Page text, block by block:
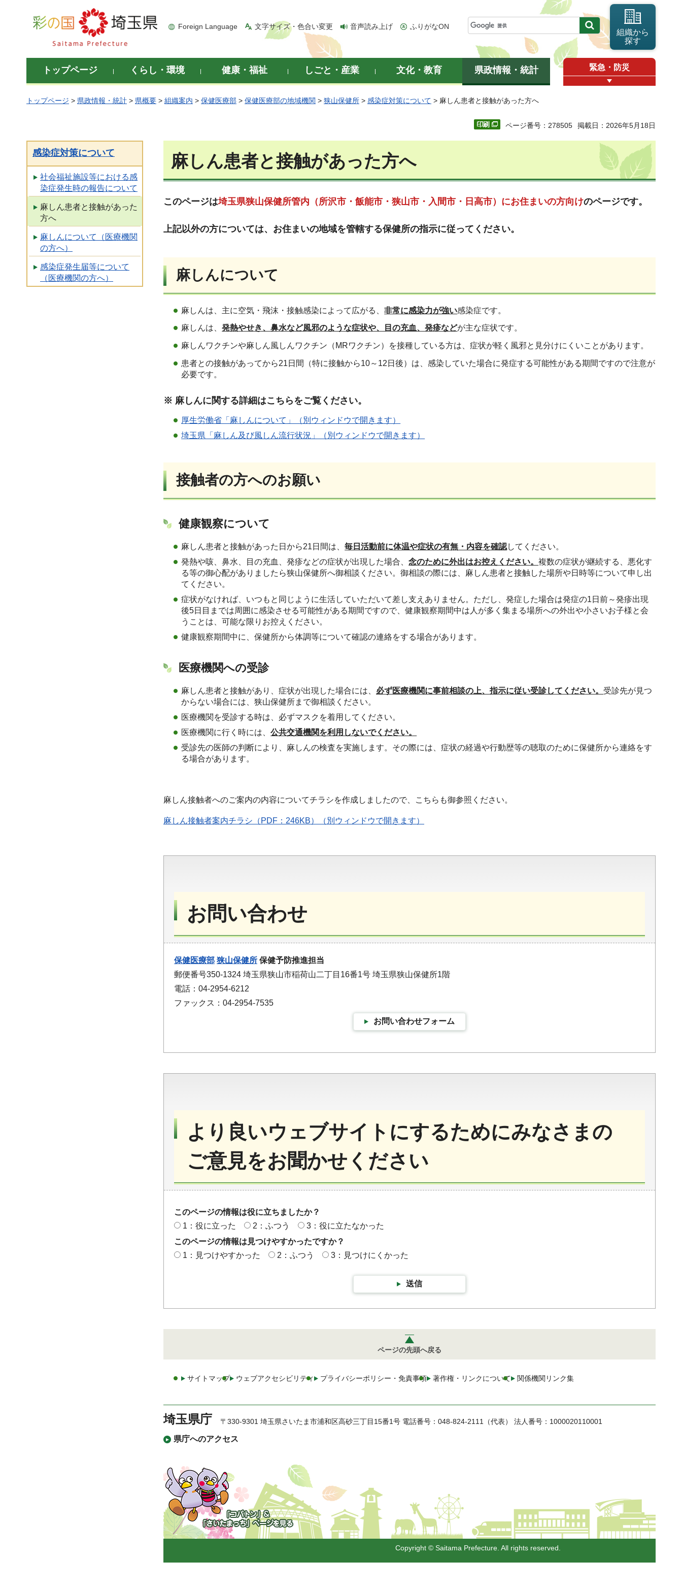
彩の国 埼玉県
Foreign Language 文字サイズ・色合い変更 音声読み上げ ふりがなON
組織から
探す
トップページ くらし・環境 健康・福祉 しごと・産業 文化・教育 県政情報・統計 緊急・防災
トップページ > 県政情報・統計 > 県概要 > 組織案内 > 保健医療部 > 保健医療部の地域機関 > 狭山保健所 > 感染症対策について > 麻しん患者と接触があった方へ
ページ番号：278505 掲載日：2026年5月18日
感染症対策について
社会福祉施設等における感
染症発生時の報告について
麻しん患者と接触があった
方へ
麻しんについて（医療機関
の方へ）
感染症発生届等について
（医療機関の方へ）
麻しん患者と接触があった方へ
このページは埼玉県狭山保健所管内（所沢市・飯能市・狭山市・入間市・日高市）にお住まいの方向けのページです。
上記以外の方については、お住まいの地域を管轄する保健所の指示に従ってください。
麻しんについて
麻しんは、主に空気・飛沫・接触感染によって広がる、非常に感染力が強い感染症です。
麻しんは、発熱やせき、鼻水など風邪のような症状や、目の充血、発疹などが主な症状です。
麻しんワクチンや麻しん風しんワクチン（MRワクチン）を接種している方は、症状が軽く風邪と見分けにくいことがあります。
患者との接触があってから21日間（特に接触から10～12日後）は、感染していた場合に発症する可能性がある期間ですので注意が
必要です。
※ 麻しんに関する詳細はこちらをご覧ください。
厚生労働省「麻しんについて」（別ウィンドウで開きます）
埼玉県「麻しん及び風しん流行状況」（別ウィンドウで開きます）
接触者の方へのお願い
健康観察について
麻しん患者と接触があった日から21日間は、毎日活動前に体温や症状の有無・内容を確認してください。
発熱や咳、鼻水、目の充血、発疹などの症状が出現した場合、念のために外出はお控えください。複数の症状が継続する、悪化す
る等の御心配がありましたら狭山保健所へ御相談ください。御相談の際には、麻しん患者と接触した場所や日時等について申し出
てください。
症状がなければ、いつもと同じように生活していただいて差し支えありません。ただし、発症した場合は発症の1日前～発疹出現
後5日目までは周囲に感染させる可能性がある期間ですので、健康観察期間中は人が多く集まる場所への外出や小さいお子様と会
うことは、可能な限りお控えください。
健康観察期間中に、保健所から体調等について確認の連絡をする場合があります。
医療機関への受診
麻しん患者と接触があり、症状が出現した場合には、 必ず医療機関に事前相談の上、指示に従い受診してください。 受診先が見つ
からない場合には、狭山保健所まで御相談ください。
医療機関を受診する時は、必ずマスクを着用してください。
医療機関に行く時には、公共交通機関を利用しないでください。
受診先の医師の判断により、麻しんの検査を実施します。その際には、症状の経過や行動歴等の聴取のために保健所から連絡をす
る場合があります。
麻しん接触者へのご案内の内容についてチラシを作成しましたので、こちらも御参照ください。
麻しん接触者案内チラシ（PDF：246KB）（別ウィンドウで開きます）
お問い合わせ
保健医療部 狭山保健所 保健予防推進担当
郵便番号350-1324 埼玉県狭山市稲荷山二丁目16番1号 埼玉県狭山保健所1階
電話：04-2954-6212
ファックス：04-2954-7535
お問い合わせフォーム
より良いウェブサイトにするためにみなさまの
ご意見をお聞かせください
このページの情報は役に立ちましたか？
1：役に立った
2：ふつう
3：役に立たなかった
このページの情報は見つけやすかったですか？
1：見つけやすかった
2：ふつう 3：見つけにくかった
送信
ページの先頭へ戻る
サイトマップ ウェブアクセシビリティ プライバシーポリシー・免責事項 著作権・リンクについて 関係機関リンク集
埼玉県庁
県庁へのアクセス
〒330-9301 埼玉県さいたま市浦和区高砂三丁目15番1号 電話番号：048-824-2111（代表） 法人番号：1000020110001
「コバトン」&「さいた
まっち」
Copyright © Saitama Prefecture. All rights reserved.